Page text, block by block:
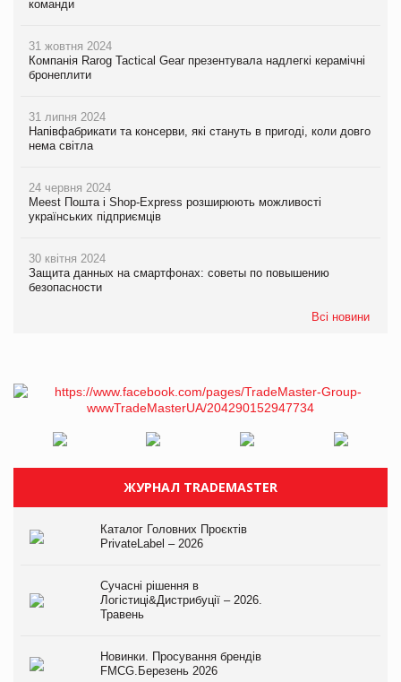
команди
31 жовтня 2024
Компанія Rarog Tactical Gear презентувала надлегкі керамічні
бронеплити
31 липня 2024
Напівфабрикати та консерви, які стануть в пригоді, коли довго
нема світла
24 червня 2024
Meest Пошта і Shop-Express розширюють можливості
українських підприємців
30 квітня 2024
Защита данных на смартфонах: советы по повышению
безопасности
Всі новини
ЖУРНАЛ TRADEMASTER
Каталог Головних Проєктів
PrivateLabel – 2026
Сучасні рішення в
Логістиці&Дистрибуції – 2026.
Травень
Новинки. Просування брендів
FMCG.Березень 2026